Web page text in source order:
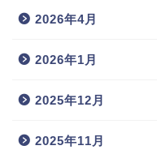
2026年4月
2026年1月
2025年12月
2025年11月